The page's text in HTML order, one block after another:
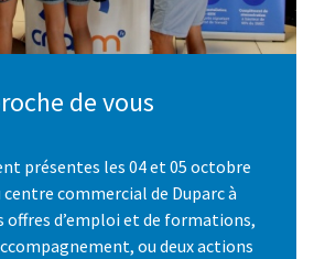
de vous
présentes les 04 et 05 octobre
centre commercial de Duparc à
offres d’emploi et de formations,
ou deux actions